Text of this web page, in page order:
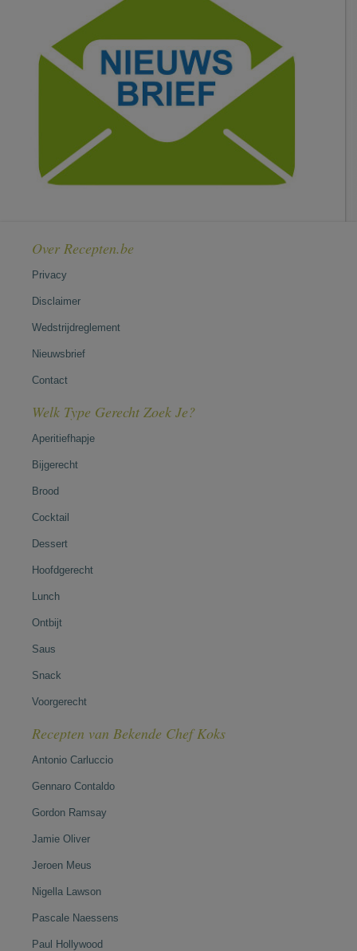
Over Recepten.be
Privacy
Disclaimer
Wedstrijdreglement
Nieuwsbrief
Contact
Welk Type Gerecht Zoek Je?
Aperitiefhapje
Bijgerecht
Brood
Cocktail
Dessert
Hoofdgerecht
Lunch
Ontbijt
Saus
Snack
Voorgerecht
Recepten van Bekende Chef Koks
Antonio Carluccio
Gennaro Contaldo
Gordon Ramsay
Jamie Oliver
Jeroen Meus
Nigella Lawson
Pascale Naessens
Paul Hollywood